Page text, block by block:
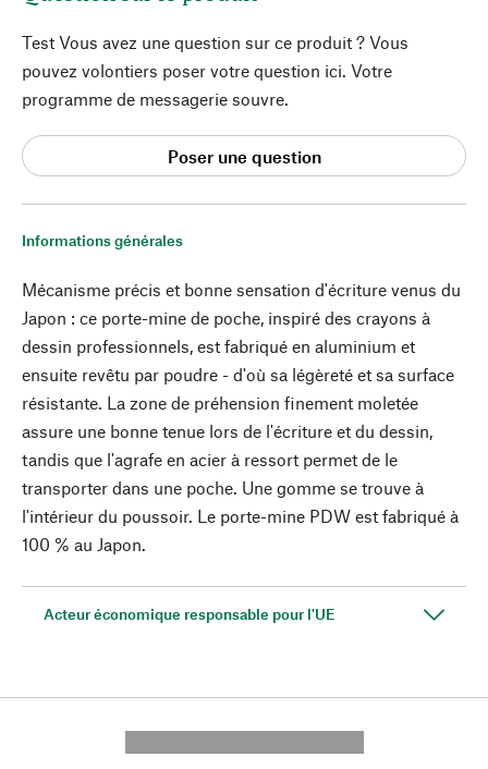
Informations générales
Mécanisme précis et bonne sensation d'écriture venus du
Japon : ce porte-mine de poche, inspiré des crayons à
dessin professionnels, est fabriqué en aluminium et
ensuite revêtu par poudre - d'où sa légèreté et sa surface
résistante. La zone de préhension finement moletée
assure une bonne tenue lors de l'écriture et du dessin,
tandis que l'agrafe en acier à ressort permet de le
transporter dans une poche. Une gomme se trouve à
l'intérieur du poussoir. Le porte-mine PDW est fabriqué à
100 % au Japon.
Acteur économique responsable pour l'UE
Test Vous avez une question sur ce produit ? Vous
pouvez volontiers poser votre question ici. Votre
programme de messagerie souvre.
Poser une question